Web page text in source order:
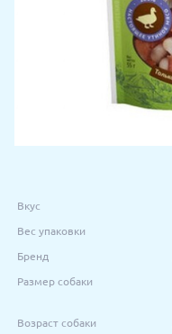
Вкус
Вес упаковки
Бренд
Размер собаки
Возраст собаки